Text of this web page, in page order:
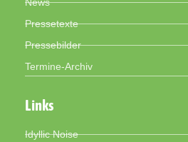
Pressetexte
Pressebilder
Termine-Archiv
Links
Idyllic Noise